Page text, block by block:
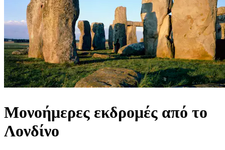
Μονοήμερες εκδρομές από το
Λονδίνο